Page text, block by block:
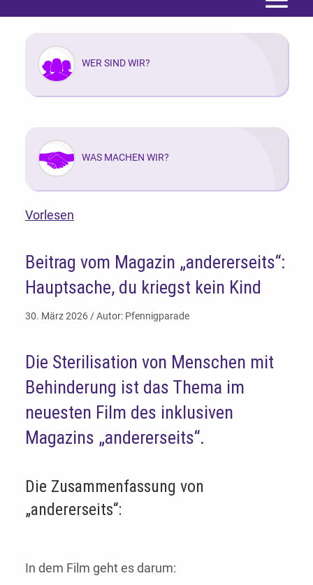
Menü
WER SIND WIR?
WAS MACHEN WIR?
Vorlesen
Beitrag vom Magazin „andererseits“:
Hauptsache, du kriegst kein Kind
30. März 2026 / Autor: Pfennigparade
Die Sterilisation von Menschen mit
Behinderung ist das Thema im
neuesten Film des inklusiven
Magazins „andererseits“.
Die Zusammenfassung von
„andererseits“:
In dem Film geht es darum: